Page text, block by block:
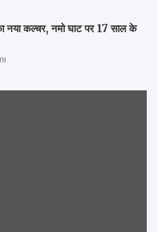
नया कल्चर, नमो घाट पर 17 साल के